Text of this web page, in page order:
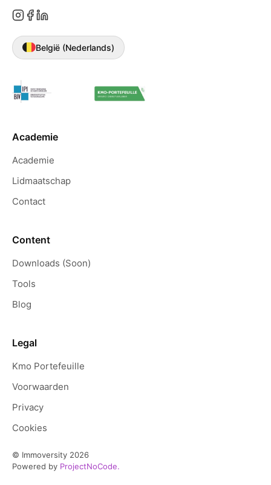
België (Nederlands)
Academie
Academie
Lidmaatschap
Contact
Content
Downloads (Soon)
Tools
Blog
Legal
Kmo Portefeuille
Voorwaarden
Privacy
Cookies
© Immoversity 2026
Powered by ProjectNoCode.